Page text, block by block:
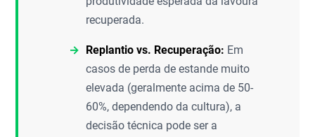
recuperada.
Replantio vs. Recuperação: Em
casos de perda de estande muito
elevada (geralmente acima de 50-
60%, dependendo da cultura), a
decisão técnica pode ser a